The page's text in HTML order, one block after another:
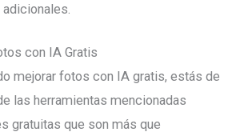
con IA Gratis
mejorar fotos con IA gratis, estás de
las herramientas mencionadas
gratuitas que son más que